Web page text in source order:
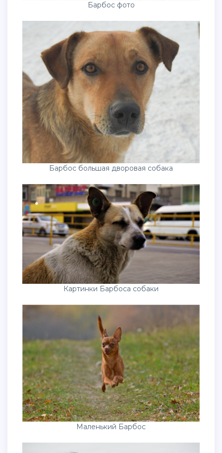
Барбос фото
Барбос большая дворовая собака
Картинки Барбоса собаки
Маленький Барбос